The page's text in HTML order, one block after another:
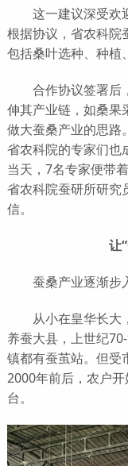
这一建议深受欢迎
根据协议，省农科院
包括桑叶选种、种植
合作协议签署后
伸其产业链，如桑果
做大蚕桑产业的思路。
省农科院的专家们也
当天，7名专家便带
省农科院蚕研所研究
信。
让
蚕桑产业逐渐步入
从小在皇华长大
养蚕大县，上世纪
镇都有蚕茧站。但受
2000年前后，农户
台。